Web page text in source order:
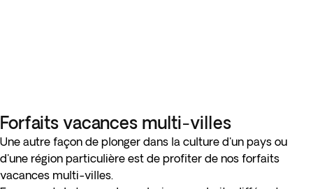
Forfaits vacances multi-villes
Une autre façon de plonger dans la culture d'un pays ou
d'une région particulière est de profiter de nos forfaits
vacances multi-villes.